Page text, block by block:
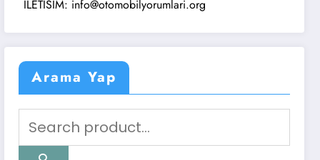
info@otomobilyorumlari.org
Arama Yap